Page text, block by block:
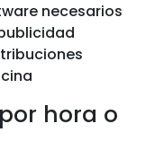
necesarios
hora o